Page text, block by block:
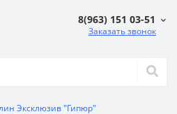
8(963) 151 03-51
Заказать звонок
Эксклюзив "Гипюр"